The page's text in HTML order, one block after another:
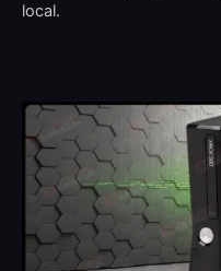
local.